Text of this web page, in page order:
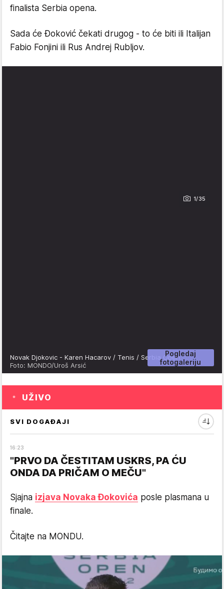
finalista Serbia opena.
Sada će Đoković čekati drugog - to će biti ili Italijan
Fabio Fonjini ili Rus Andrej Rubljov.
1/35
Pogledaj
fotogaleriju
Novak Djokovic - Karen Hacarov / Tenis / Serbia Open
Foto: MONDO/Uroš Arsić
UŽIVO
SVI DOGAĐAJI
16:23
"PRVO DA ČESTITAM USKRS, PA ĆU
ONDA DA PRIČAM O MEČU"
Sjajna izjava Novaka Đokovića posle plasmana u
finale.
Čitajte na MONDU.